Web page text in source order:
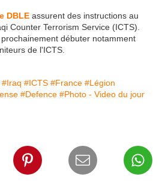
DBLE assurent des instructions au
Counter Terrorism Service (ICTS).
débuter notamment
de l'ICTS.
#Iraq #ICTS #France #Légion
#Defence #Photo - Video du jour